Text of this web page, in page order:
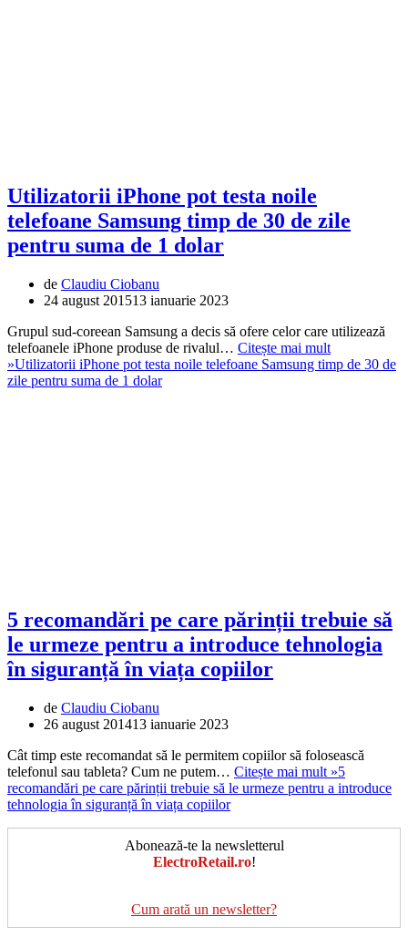
Utilizatorii iPhone pot testa noile
telefoane Samsung timp de 30 de zile
pentru suma de 1 dolar
de Claudiu Ciobanu
24 august 201513 ianuarie 2023
Grupul sud-coreean Samsung a decis să ofere celor care utilizează
telefoanele iPhone produse de rivalul… Citește mai mult
»Utilizatorii iPhone pot testa noile telefoane Samsung timp de 30 de
zile pentru suma de 1 dolar
5 recomandări pe care părinții trebuie să
le urmeze pentru a introduce tehnologia
în siguranță în viața copiilor
de Claudiu Ciobanu
26 august 201413 ianuarie 2023
Cât timp este recomandat să le permitem copiilor să folosească
telefonul sau tableta? Cum ne putem… Citește mai mult »5
recomandări pe care părinții trebuie să le urmeze pentru a introduce
tehnologia în siguranță în viața copiilor
Abonează-te la newsletterul
ElectroRetail.ro!
Cum arată un newsletter?